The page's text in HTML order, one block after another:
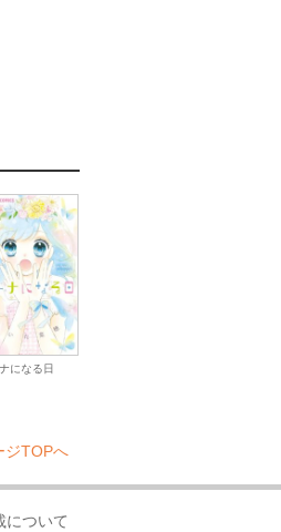
になる日
ジTOPへ
について